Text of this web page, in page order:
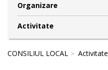
Organizare
Activitate
CONSILIUL LOCAL Activitate